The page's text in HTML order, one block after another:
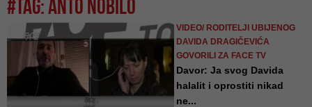
#tag: anto nobilo
VIDEO/ RODITELJI UBIJENOG
DAVIDA DRAGIČEVIĆA
GOVORILI ZA FACE TV
Davor: Ja svog Davida
halalit i oprostiti nikad
ne...